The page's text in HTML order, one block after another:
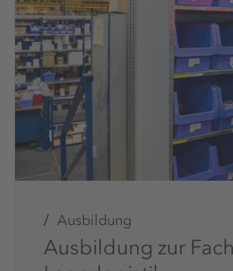
Ausbildung
Ausbildung zur